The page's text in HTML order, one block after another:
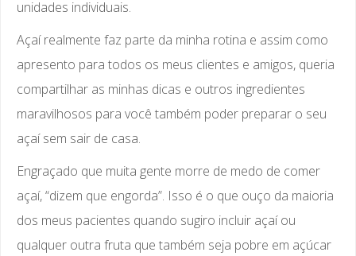
unidades individuais.
Açaí realmente faz parte da minha rotina e assim como
apresento para todos os meus clientes e amigos, queria
compartilhar as minhas dicas e outros ingredientes
maravilhosos para você também poder preparar o seu
açaí sem sair de casa.
Engraçado que muita gente morre de medo de comer
açaí, “dizem que engorda”. Isso é o que ouço da maioria
dos meus pacientes quando sugiro incluir açaí ou
qualquer outra fruta que também seja pobre em açúcar